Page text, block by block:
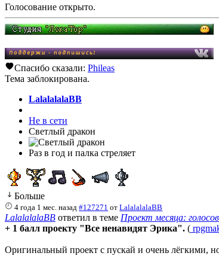
Голосование открыто.
Спасибо сказали: Phileas
Тема заблокирована.
LalalalalaBB
Не в сети
Светлый дракон
Раз в год и палка стреляет
Больше
4 года 1 мес. назад #127271 отLalalalalaBB
LalalalalaBB ответил в теме Проект месяца:
+ 1 балл проекту "Все ненавидят Эрика". (
Оригинальный проект с пускай и очень лёгкими,